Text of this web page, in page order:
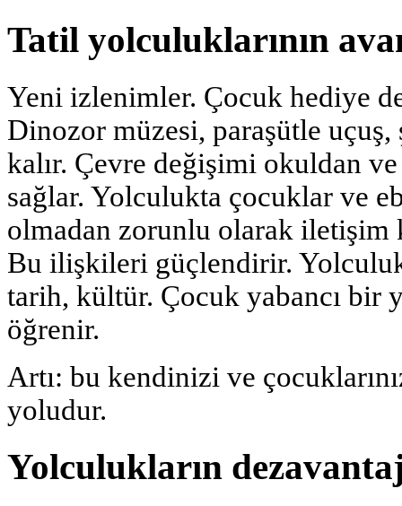
Tatil yolculuklarının
Yeni izlenimler. Çocuk hediye
Dinozor müzesi, paraşütle
kalır. Çevre değişimi okuldan
sağlar. Yolculukta çocuklar ve
olmadan zorunlu olarak
Bu ilişkileri güçlendirir.
tarih, kültür. Çocuk yabancı bir
öğrenir.
Artı: bu kendinizi ve
yoludur.
Yolculukların